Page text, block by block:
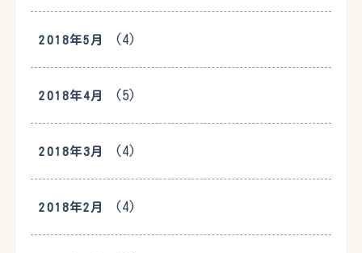
2018年5月 (4)
2018年4月 (5)
2018年3月 (4)
2018年2月 (4)